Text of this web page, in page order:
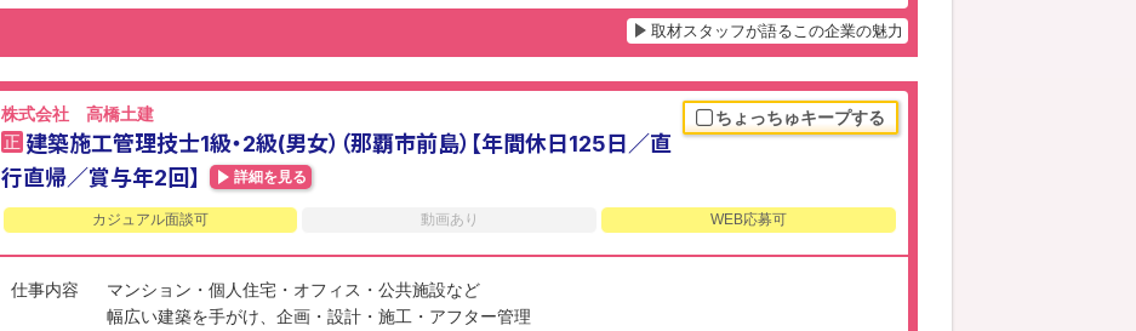
取材スタッフが語るこの企業の魅力
ちょっちゅキープする
株式会社 高橋土建
正 建築施工管理技士1級・2級(男女）（那覇市前島）【年間休日125日／直
行直帰／賞与年2回】
詳細を見る
カジュアル面談可 動画あり WEB応募可
仕事内容
マンション・個人住宅・オフィス・公共施設など
幅広い建築を手がけ、企画・設計・施工・アフター管理